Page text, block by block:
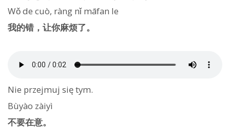
Wǒ de cuò, ràng nǐ māfan le
我的错，让你麻烦了。
Nie przejmuj się tym.
Bùyào zàiyì
不要在意。